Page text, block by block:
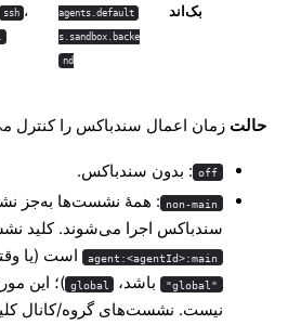
بک‌اند agents.default
s.sandbox.backe
nd
ssh ،
حالت زمان اعمال سندباکس را کنترل
off : بدون سندباکس.
non-main : همهٔ نشست‌ها به‌جز
سندباکس اجرا می‌شوند. کلید
agent:<agentId>:main است (یا
"global" باشد، global )؛ این
نیست. نشست‌های گروه/کانال